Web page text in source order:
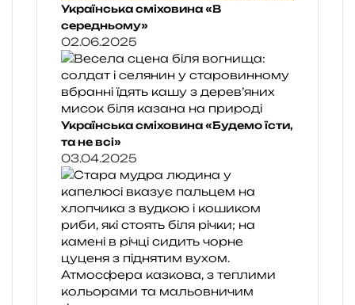
Українська сміховина «В
середньому»
02.06.2025
Українська сміховина «Будемо їсти,
та не всі»
03.04.2025